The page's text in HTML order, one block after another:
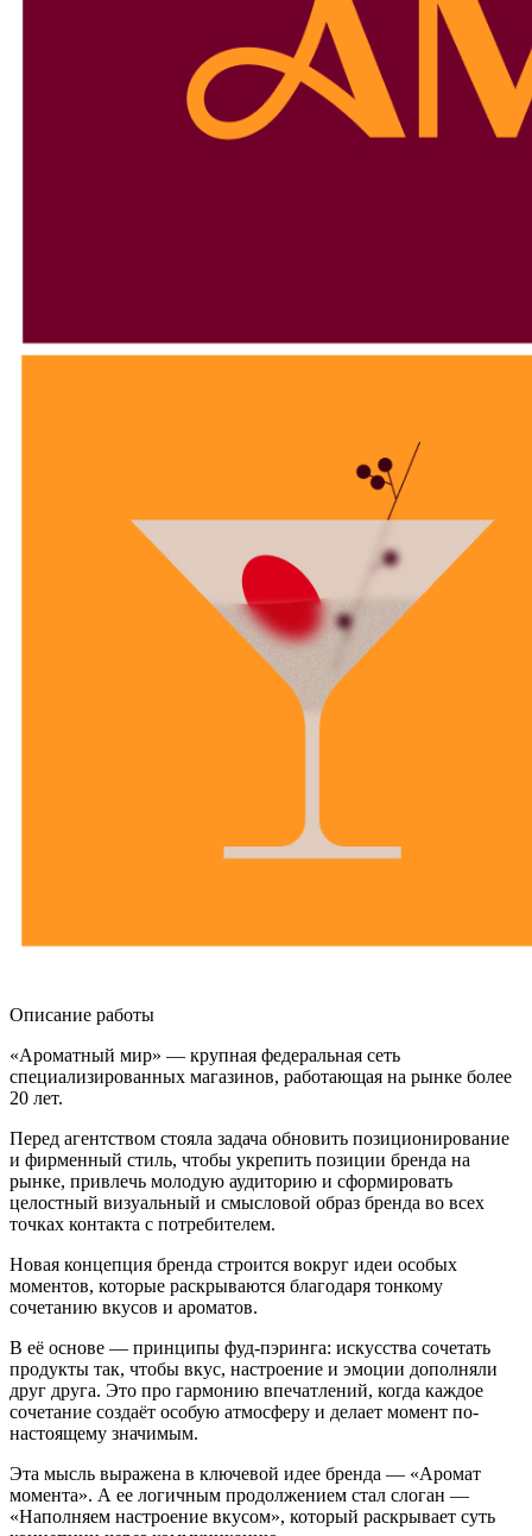
Описание работы
«Ароматный мир» — крупная федеральная сеть
специализированных магазинов, работающая на рынке более
20 лет.
Перед агентством стояла задача обновить позиционирование
и фирменный стиль, чтобы укрепить позиции бренда на
рынке, привлечь молодую аудиторию и сформировать
целостный визуальный и смысловой образ бренда во всех
точках контакта с потребителем.
Новая концепция бренда строится вокруг идеи особых
моментов, которые раскрываются благодаря тонкому
сочетанию вкусов и ароматов.
В её основе — принципы фуд-пэринга: искусства сочетать
продукты так, чтобы вкус, настроение и эмоции дополняли
друг друга. Это про гармонию впечатлений, когда каждое
сочетание создаёт особую атмосферу и делает момент по-
настоящему значимым.
Эта мысль выражена в ключевой идее бренда — «Аромат
момента». А ее логичным продолжением стал слоган —
«Наполняем настроение вкусом», который раскрывает суть